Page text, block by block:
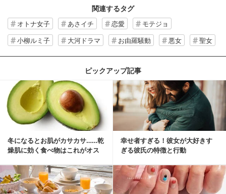
関連するタグ
オトナ女子 あさイチ 恋愛
モテジョ
小柳ルミ子
大河ドラマ お由羅騒動 悪女 聖女
ピックアップ記事
冬になるとお肌がカサカサ……乾
燥肌に効く食べ物はこれがオス
幸せ者すぎる！彼女が大好きす
ぎる彼氏の特徴と行動